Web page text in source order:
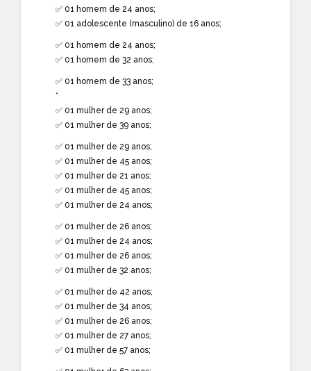
✅ 01 homem de 24 anos;
✅ 01 adolescente (masculino) de 16 anos;
✅ 01 homem de 24 anos;
✅ 01 homem de 32 anos;
✅ 01 homem de 33 anos;
*
✅ 01 mulher de 29 anos;
✅ 01 mulher de 39 anos;
✅ 01 mulher de 29 anos;
✅ 01 mulher de 45 anos;
✅ 01 mulher de 21 anos;
✅ 01 mulher de 45 anos;
✅ 01 mulher de 24 anos;
✅ 01 mulher de 26 anos;
✅ 01 mulher de 24 anos;
✅ 01 mulher de 26 anos;
✅ 01 mulher de 32 anos;
✅ 01 mulher de 42 anos;
✅ 01 mulher de 34 anos;
✅ 01 mulher de 26 anos;
✅ 01 mulher de 27 anos;
✅ 01 mulher de 57 anos;